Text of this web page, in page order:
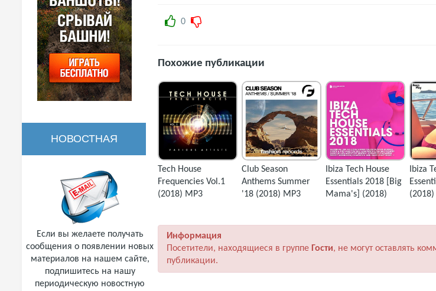
НОВОСТНАЯ
РАССЫЛКА
Если вы желаете получать
сообщения о появлении новых
материалов на нашем сайте,
подпишитесь на нашу
периодическую новостную
0
Похожие публикации
Tech House
Frequencies Vol.1
(2018) MP3
Club Season
Anthems Summer
'18 (2018) MP3
Ibiza Tech House
Essentials 2018 [Big
Mama's] (2018)
Ibiza
Информация
Посетители, находящиеся в группе Гости, не могут оставлять
публикации.